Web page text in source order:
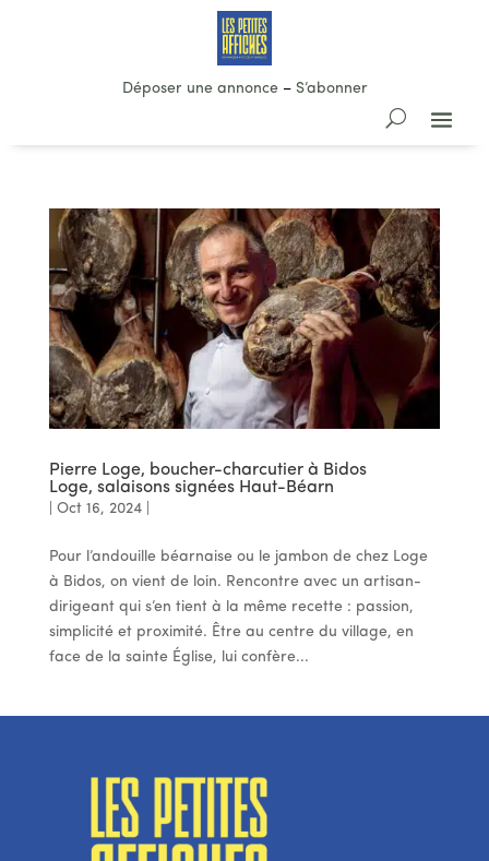
Déposer une annonce– S’abonner
Pierre Loge, boucher-charcutier à Bidos
Loge, salaisons signées Haut-Béarn
Oct 16, 2024|
Pour l’andouille béarnaise ou le jambon de chez Loge
à Bidos, on vient de loin. Rencontre avec un artisan-
dirigeant qui s’en tient à la même recette : passion,
simplicité et proximité. Être au centre du village, en
face de la sainte Église, lui confère...